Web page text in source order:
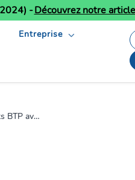
-Découvrez notre article
Entreprise
inventory